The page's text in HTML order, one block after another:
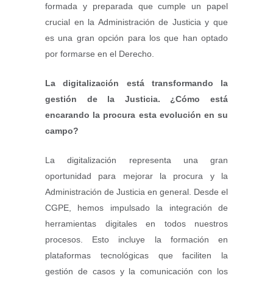
formada y preparada que cumple un papel
crucial en la Administración de Justicia y que
es una gran opción para los que han optado
por formarse en el Derecho.
La digitalización está transformando la
gestión de la Justicia. ¿Cómo está
encarando la procura esta evolución en su
campo?
La digitalización representa una gran
oportunidad para mejorar la procura y la
Administración de Justicia en general. Desde el
CGPE, hemos impulsado la integración de
herramientas digitales en todos nuestros
procesos. Esto incluye la formación en
plataformas tecnológicas que faciliten la
gestión de casos y la comunicación con los